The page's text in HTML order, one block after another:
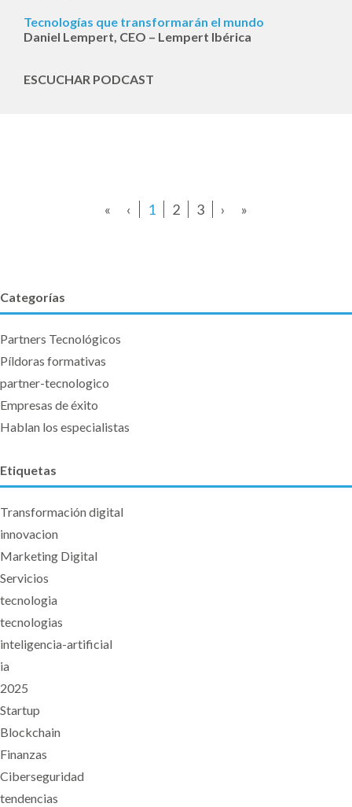
Tecnologías que transformarán el mundo
Daniel Lempert, CEO – Lempert Ibérica
ESCUCHAR PODCAST
« ‹ 1 2 3 › »
Categorías
Partners Tecnológicos
Píldoras formativas
partner-tecnologico
Empresas de éxito
Hablan los especialistas
Etiquetas
Transformación digital
innovacion
Marketing Digital
Servicios
tecnologia
tecnologias
inteligencia-artificial
ia
2025
Startup
Blockchain
Finanzas
Ciberseguridad
tendencias